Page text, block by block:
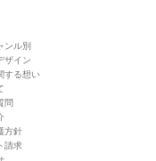
ンル別
ザイン
する想い
問
方針
請求